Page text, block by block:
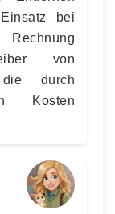
bei
von
die durch
Kosten